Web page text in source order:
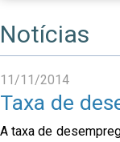
Notícias
11/11/2014
Taxa de
A taxa de